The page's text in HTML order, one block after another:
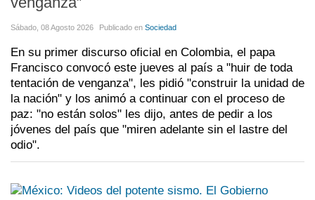
Sábado, 08 Agosto 2026 Publicado en Sociedad
En su primer discurso oficial en Colombia, el papa
Francisco convocó este jueves al país a "huir de toda
tentación de venganza", les pidió "construir la unidad de
la nación" y los animó a continuar con el proceso de
paz: "no están solos" les dijo, antes de pedir a los
jóvenes del país que "miren adelante sin el lastre del
odio".